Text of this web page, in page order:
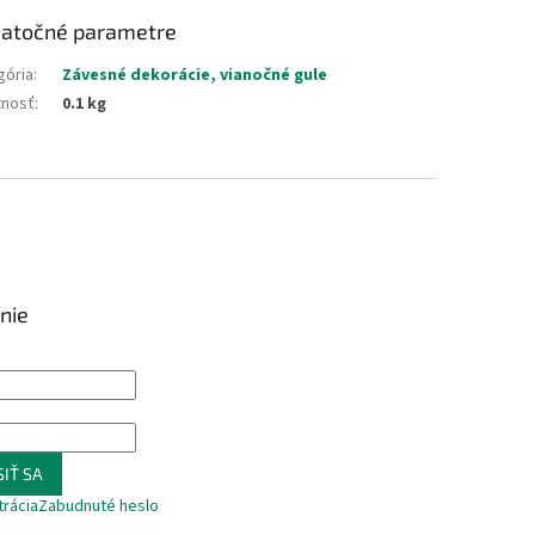
parametre
:
Závesné dekorácie, vianočné gule
: 0.1 kg
SA
Zabudnuté heslo